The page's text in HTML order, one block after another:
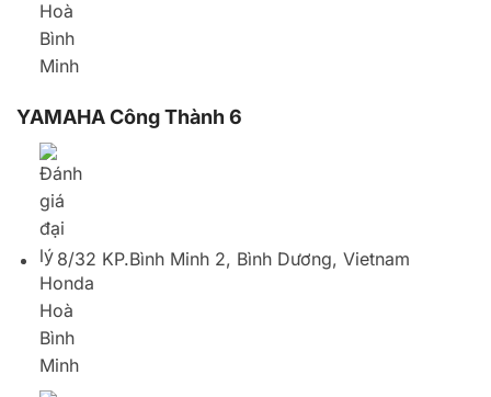
8/32 KP.Bình Minh 2, Bình Dương, Vietnam
02743736670